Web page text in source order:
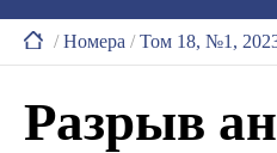
/Номера /Том 18, №1,
Разрыв